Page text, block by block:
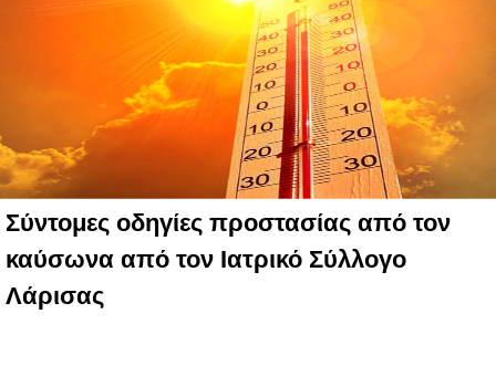
Σύντομες οδηγίες προστασίας από τον
καύσωνα από τον Ιατρικό Σύλλογο
Λάρισας